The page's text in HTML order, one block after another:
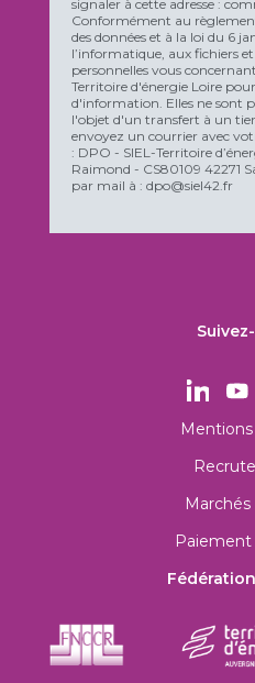
signaler à cette adresse :
Conformément au
des données et à la loi du 6
l’informatique, aux fichiers
personnelles vous
Territoire d'énergie Loire
d'information. Elles ne sont
l'objet d'un transfert à un
envoyez un courrier avec
: DPO - SIEL-Territoire
Raimond - CS80109 42271
par mail à : dpo@siel42.fr